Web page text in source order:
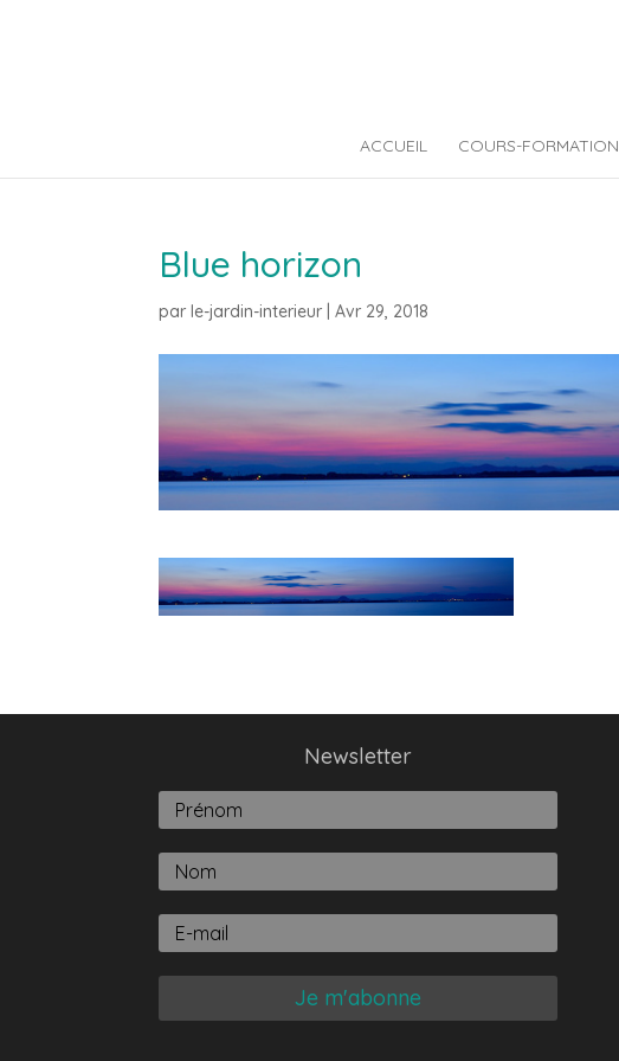
ACCUEIL COURS-FORMATION
Blue horizon
parle-jardin-interieur |Avr 29, 2018
Newsletter
Je m'abonne